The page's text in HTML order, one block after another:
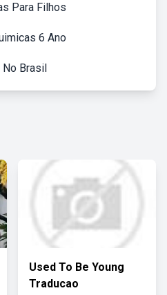
Para Filhos
6 Ano
No Brasil
Used To Be Young
Traducao